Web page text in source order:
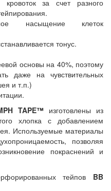
за счет разного
насыщение клеток
тонус.
основы на 40%, поэтому
даже на чувствительных
и т.п.)
TAPE™ изготовлены из
хлопка с добавлением
Используемые материалы
позволяя
покраснений и
тейпов BB